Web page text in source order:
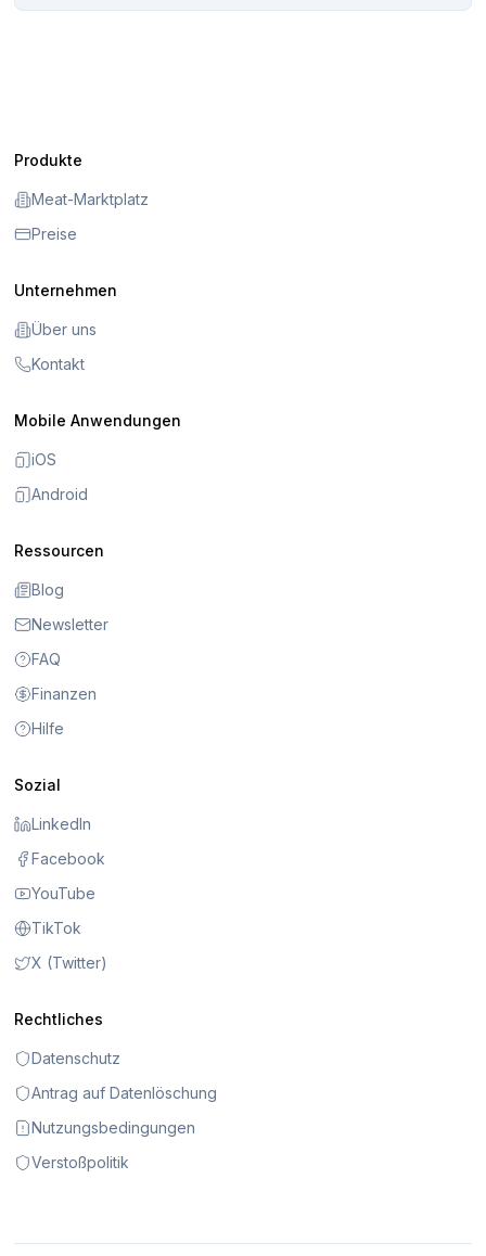
Produkte
Meat-Marktplatz
Preise
Unternehmen
Über uns
Kontakt
Mobile Anwendungen
iOS
Android
Ressourcen
Blog
Newsletter
FAQ
Finanzen
Hilfe
Sozial
LinkedIn
Facebook
YouTube
TikTok
X (Twitter)
Rechtliches
Datenschutz
Antrag auf Datenlöschung
Nutzungsbedingungen
Verstoßpolitik